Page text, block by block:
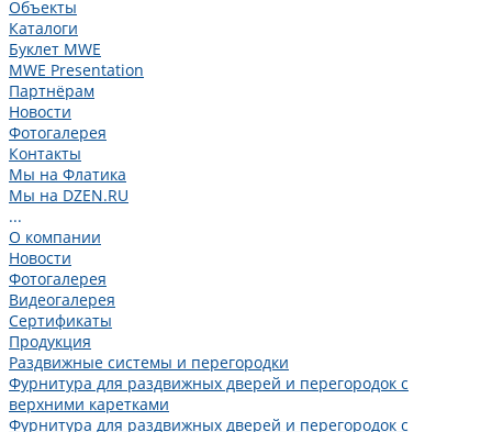
Объекты
Каталоги
Буклет MWE
MWE Presentation
Партнёрам
Новости
Фотогалерея
Контакты
Мы на Флатика
Мы на DZEN.RU
...
О компании
Новости
Фотогалерея
Видеогалерея
Сертификаты
Продукция
Раздвижные системы и перегородки
Фурнитура для раздвижных дверей и перегородок с
верхними каретками
Фурнитура для раздвижных дверей и перегородок с